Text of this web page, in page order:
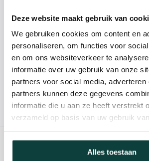
Deze website maakt gebruik van
We gebruiken cookies om content en
personaliseren, om functies voor
en om ons websiteverkeer te
informatie over uw gebruik van onze
partners voor social media, adverteren
partners kunnen deze gegevens
informatie die u aan ze heeft verstrekt
verzameld op basis van uw gebruik
Alles toestaan
Kunnen we je helpen?
085-2121757
info@heebra.com
Hovenier of klusbedrijf? Neem contact
10% korting!
GERELATEERDE